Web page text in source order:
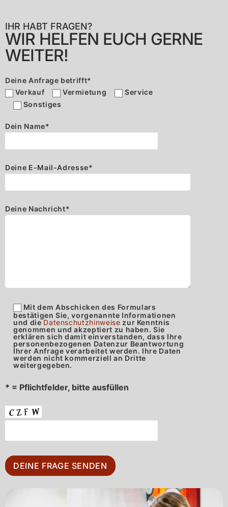
IHR HABT FRAGEN?
WIR HELFEN EUCH GERNE
WEITER!
Deine Anfrage betrifft*
Verkauf
Vermietung
Service
Sonstiges
Dein Name*
Deine E-Mail-Adresse*
Deine Nachricht*
Mit dem Abschicken des Formulars
bestätigen Sie, vorgenannte Informationen
und dieDatenschutzhinweise zur Kenntnis
genommen und akzeptiert zu haben. Sie
erklären sich damit einverstanden, dass Ihre
personenbezogenen Datenzur Beantwortung
Ihrer Anfrage verarbeitet werden. Ihre Daten
werden nicht kommerziell an Dritte
weitergegeben.
* = Pflichtfelder, bitte ausfüllen